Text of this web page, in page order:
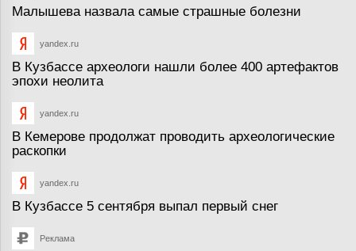
Малышева назвала самые страшные болезни
yandex.ru
В Кузбассе археологи нашли более 400 артефактов
эпохи неолита
yandex.ru
В Кемерове продолжат проводить археологические
раскопки
yandex.ru
В Кузбассе 5 сентября выпал первый снег
Реклама